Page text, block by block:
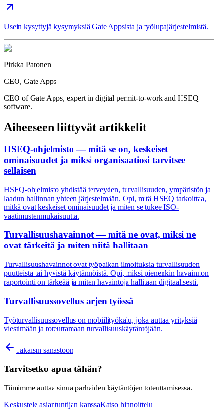
Usein kysyttyjä kysymyksiä Gate Appsista ja työlupajärjestelmistä.
Pirkka Paronen
CEO, Gate Apps
CEO of Gate Apps, expert in digital permit-to-work and HSEQ
software.
Aiheeseen liittyvät artikkelit
HSEQ-ohjelmisto — mitä se on, keskeiset
ominaisuudet ja miksi organisaatiosi tarvitsee
sellaisen
HSEQ-ohjelmisto yhdistää terveyden, turvallisuuden, ympäristön ja
laadun hallinnan yhteen järjestelmään. Opi, mitä HSEQ tarkoittaa,
mitkä ovat keskeiset ominaisuudet ja miten se tukee ISO-
vaatimustenmukaisuutta.
Turvallisuushavainnot — mitä ne ovat, miksi ne
ovat tärkeitä ja miten niitä hallitaan
Turvallisuushavainnot ovat työpaikan ilmoituksia turvallisuuden
puutteista tai hyvistä käytännöistä. Opi, miksi pienenkin havainnon
raportointi on tärkeää ja miten havaintoja hallitaan digitaalisesti.
Turvallisuussovellus arjen työssä
Työturvallisuussovellus on mobiilityökalu, joka auttaa yrityksiä
viestimään ja toteuttamaan turvallisuuskäytäntöjään.
Takaisin sanastoon
Tarvitsetko apua tähän?
Tiimimme auttaa sinua parhaiden käytäntöjen toteuttamisessa.
Keskustele asiantuntijan kanssaKatso hinnoittelu